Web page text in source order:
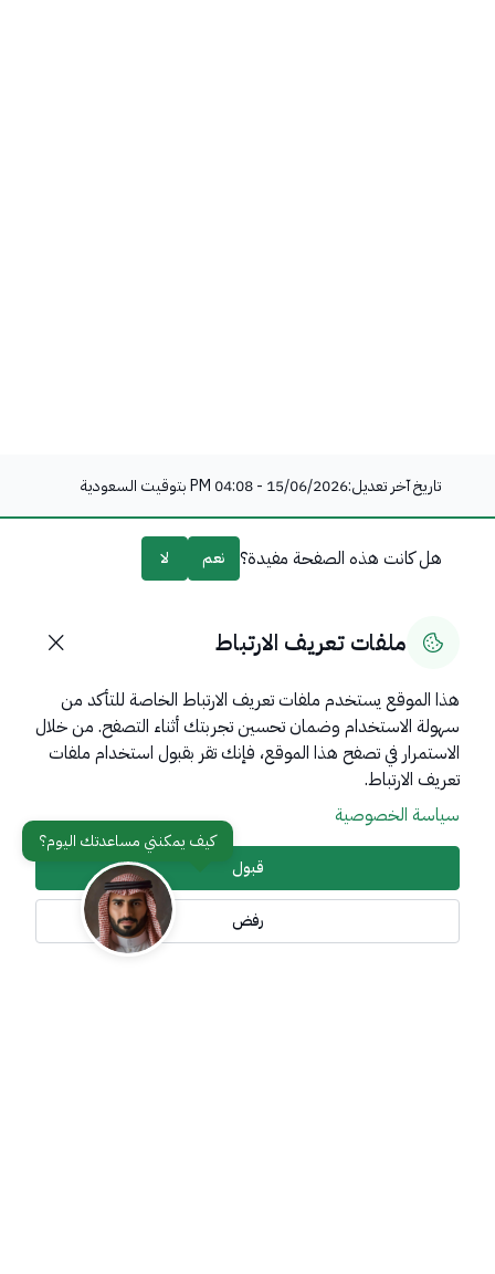
تاريخ آخر تعديل:15/06/2026 - 04:08 PM بتوقيت السعودية
هل كانت هذه الصفحة مفيدة؟ نعم لا
روابط مهمة
عن المملكة
عن الوزارة
تواصل معنا أدوات الإتاحة وامكانية الوصول
ملفات تعريف الارتباط
هذا الموقع يستخدم ملفات تعريف الارتباط الخاصة للتأكد من
سهولة الاستخدام وضمان تحسين تجربتك أثناء التصفح. من خلال
الاستمرار في تصفح هذا الموقع، فإنك تقر بقبول استخدام ملفات
تعريف الارتباط.
سياسة الخصوصية
قبول
رفض